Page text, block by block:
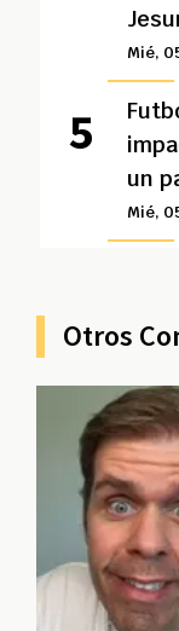
Mié,
un
Mié,
Otros